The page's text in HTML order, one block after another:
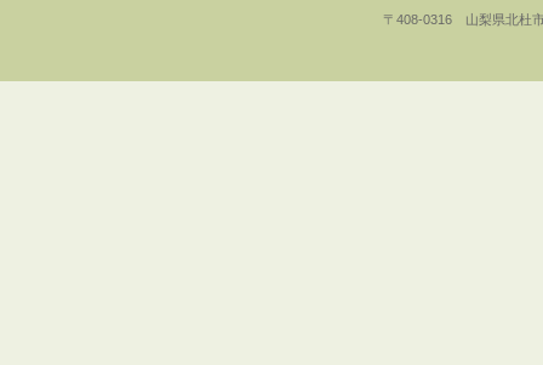
〒408-0316 山梨県北杜